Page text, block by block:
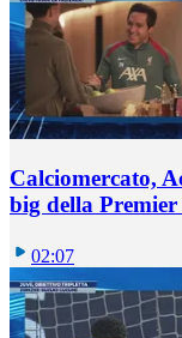
Calciomercato,
big della
02:07